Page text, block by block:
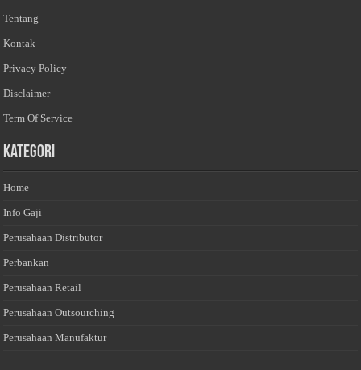
Tentang
Kontak
Privacy Policy
Disclaimer
Term Of Service
Kategori
Home
Info Gaji
Perusahaan Distributor
Perbankan
Perusahaan Retail
Perusahaan Outsourching
Perusahaan Manufaktur